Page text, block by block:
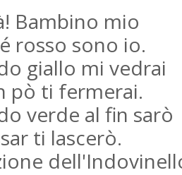
Bambino mio
rosso sono io.
giallo mi vedrai
pò ti fermerai.
verde al fin sarò
ti lascerò.